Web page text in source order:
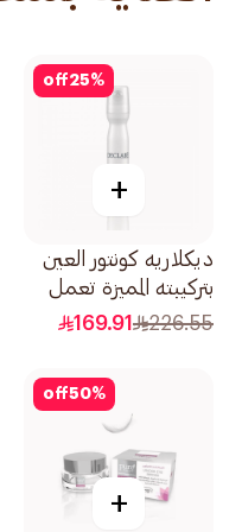
25%
off
+
ديكلاريه كونتور العين
بتركيبته المميزة تعمل
على إزالة الهالات
226.55
169.91
50%
off
+